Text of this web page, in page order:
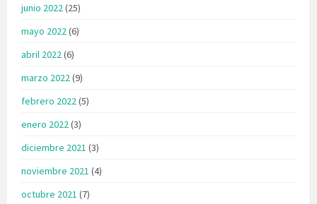
junio 2022(25)
mayo 2022(6)
abril 2022(6)
marzo 2022(9)
febrero 2022(5)
enero 2022(3)
diciembre 2021 (3)
noviembre 2021 (4)
octubre 2021 (7)